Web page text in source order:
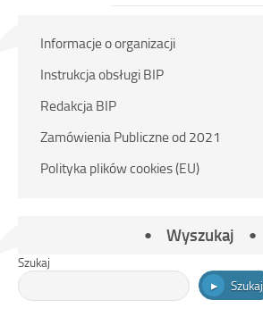
Menu
główne
Informacje o organizacji
Instrukcja obsługi BIP
Redakcja BIP
Zamówienia Publiczne od 2021
Polityka plików cookies (EU)
Wyszukaj
Szukaj
Szukaj